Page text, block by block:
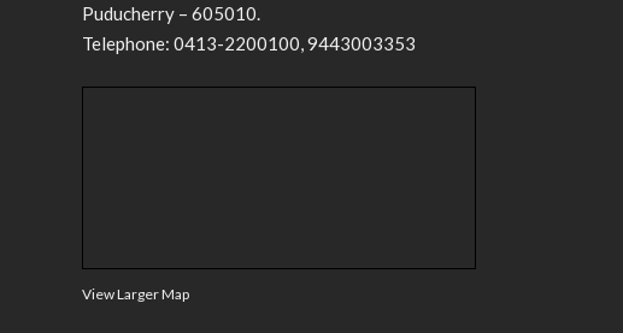
Puducherry – 605010.
Telephone: 0413-2200100, 9443003353
View Larger Map